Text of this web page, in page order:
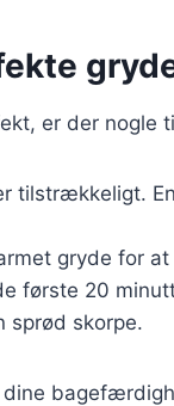
er der nogle
tilstrækkeligt.
gryde for at
første 20
sprød skorpe.